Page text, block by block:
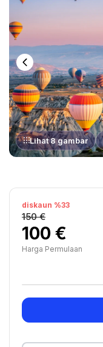
Lihat 8 gambar
diskaun %33
150 €
100 €
Harga Permulaan